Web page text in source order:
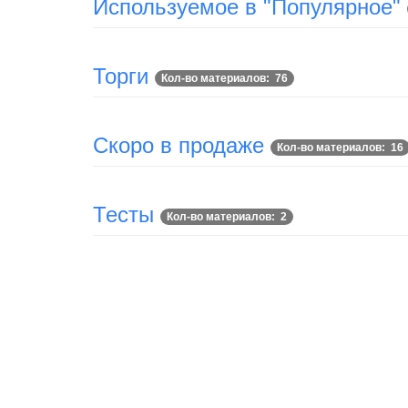
Используемое в "Популярное"
Торги Кол-во материалов: 76
Скоро в продаже Кол-во материалов: 16
Тесты Кол-во материалов: 2